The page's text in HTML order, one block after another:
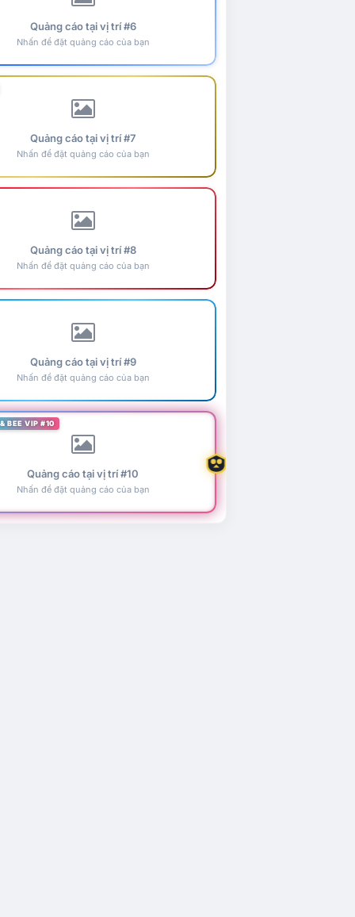
Quảng cáo tại vị trí #6
Nhấn để đặt quảng cáo của bạn
Quảng cáo tại vị trí #7
Nhấn để đặt quảng cáo của bạn
Quảng cáo tại vị trí #8
Nhấn để đặt quảng cáo của bạn
Quảng cáo tại vị trí #9
Nhấn để đặt quảng cáo của bạn
BEE VIP #10
Quảng cáo tại vị trí #10
Nhấn để đặt quảng cáo của bạn